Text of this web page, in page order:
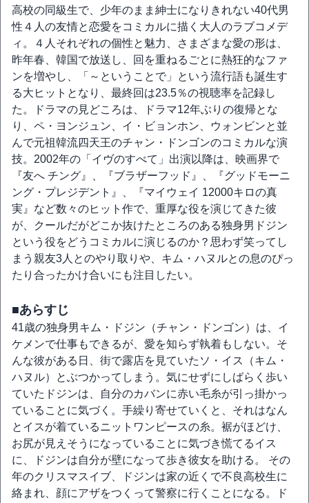
高校の同級生で、少年のまま紳士になりきれない40代男
性４人の友情と恋愛をコミカルに描く大人のラブコメデ
ィ。４人それぞれの個性と魅力、さまざまな愛の形は、
昨年春、韓国で放送し、回を重ねるごとに熱狂的なファ
ンを増やし、「～ということで」という流行語も誕生す
る大ヒットとなり、最終回は23.5％の視聴率を記録し
た。ドラマの見どころは、ドラマ12年ぶりの復帰とな
り、ペ・ヨンジュン、イ・ビョンホン、ウォンビンと並
んで元祖韓流四天王のチャン・ドンゴンのコミカルな演
技。2002年の「イヴのすべて」出演以降は、映画界で
『友へ チング』、『ブラザーフッド』、『グッドモーニ
ング・プレジデント』、『マイウェイ 12000キロの真
実』など数々のヒット作で、重厚な役を演じてきた彼
が、クールだがどこか抜けたところのある独身男ドジン
という役をどうコミカルに演じるのか？思わず笑ってし
まう親友3人とのやり取りや、キム・ハヌルとの息のぴっ
たり合ったかけ合いにも注目したい。
■あらすじ
41歳の独身男キム・ドジン（チャン・ドンゴン）は、イ
ケメンで仕事もできるが、愛を知らず執着もしない。そ
んな彼がある日、街で露店を見ていたソ・イス（キム・
ハヌル）とぶつかってしまう。気にせずにしばらく歩い
ていたドジンは、自分のカバンに赤い毛糸が引っ掛かっ
ていることに気づく。手繰り寄せていくと、それはなん
とイスが着ているニットワンピースの糸。裾がほどけ、
お尻が見えそうになっていることに気づき慌てるイス
に、ドジンは自分が壁になって歩き彼女を助ける。 その
年のクリスマスイブ、ドジンは家の近くで不良高校生に
絡まれ、顔にアザをつくって警察に行くことになる。ド